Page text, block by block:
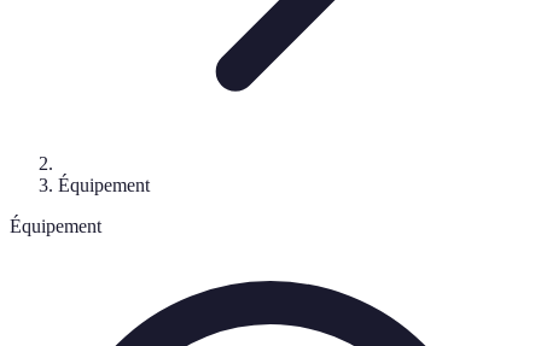
Équipement
Équipement